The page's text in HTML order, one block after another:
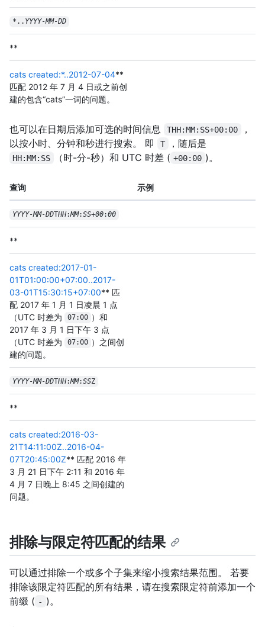
*.. YYYY-MM-DD
**
cats created:*..2012-07-04**
匹配 2012 年 7 月 4 日或之前创
建的包含“cats”一词的问题。
也可以在日期后添加可选的时间信息 THH:MM:SS+00:00
，
以按小时、分钟和秒进行搜索。 即
T ，随后是
HH:MM:SS （时-分-秒）和 UTC 时差 ( +00:00 )。
查询 示例
YYYY-MM-DDTHH:MM:SS+00:00
**
cats created:2017-01-
01T01:00:00+07:00..2017-
03-01T15:30:15+07:00** 匹
配 2017 年 1 月 1 日凌晨 1 点
（UTC 时差为
07:00 ）和
2017 年 3 月 1 日下午 3 点
（UTC 时差为
07:00 ）之间创
建的问题。
YYYY-MM-DDTHH:MM:SSZ
**
cats created:2016-03-
21T14:11:00Z..2016-04-
07T20:45:00Z** 匹配 2016 年
3 月 21 日下午 2:11 和 2016 年
4 月 7 日晚上 8:45 之间创建的
问题。
排除与限定符匹配的结果
可以通过排除一个或多个子集来缩小搜索结果范围。 若要
排除该限定符匹配的所有结果，请在搜索限定符前添加一个
前缀 ( - )。